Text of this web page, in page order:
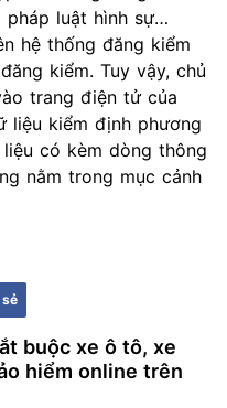
pháp luật hình sự…
hệ thống đăng kiểm
kiểm. Tuy vậy, chủ
trang điện tử của
liệu kiểm định phương
có kèm dòng thông
nằm trong mục cảnh
buộc xe ô tô, xe
hiểm online trên